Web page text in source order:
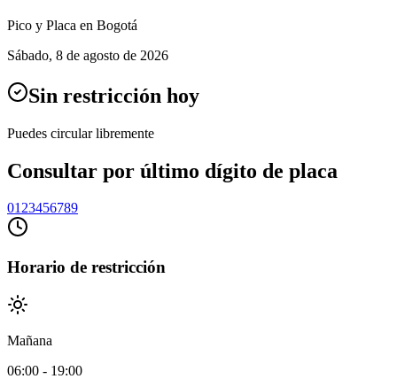
Pico y Placa en Bogotá
Sábado, 8 de agosto de 2026
Sin restricción hoy
Puedes circular libremente
Consultar por último dígito de placa
0123456789
Horario de restricción
Mañana
06:00 - 19:00